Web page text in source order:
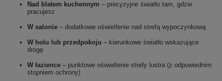
Nad blatem kuchennym – precyzyjne światło tam, gdzie
pracujesz
W salonie – dodatkowe oświetlenie nad strefą wypoczynkową
W holu lub przedpokoju – kierunkowe światło wskazujące
drogę
W łazience – punktowe oświetlenie strefy lustra (z odpowiednim
stopniem ochrony)